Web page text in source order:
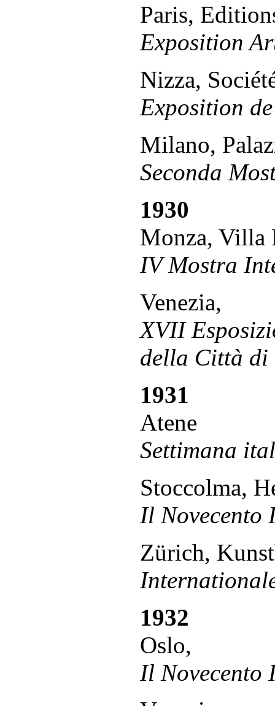
Paris,
Exposition
Nizza,
Exposition
Milano,
Seconda
1930
Monza, Villa
IV Mostra
Venezia,
XVII
della Città di
1931
Atene
Settimana
Stoccolma,
Il Novecento
Zürich,
1932
Oslo,
Il Novecento